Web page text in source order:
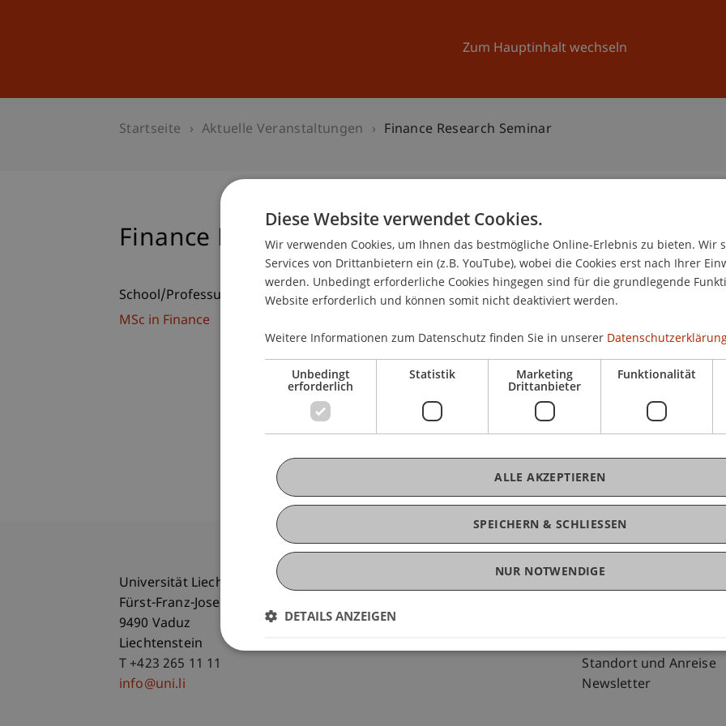
Zum Hauptinhalt wechseln
Universität Aktuelles
Startseite Aktuelle Veranstaltungen Finance Research Seminar
Finance Research Seminar
School/Professur:
MSc in Finance
Universität Liechtenstein
Fürst-Franz-Josef-Strasse
9490 Vaduz
Liechtenstein
T +423 265 11 11
info@uni.li
Fußzeile Rechtliche Hinweise
Disclaimer
Fußzeile
Standort und Anreise
Newsletter
Diese Website verwendet Cookies.
Wir verwenden Cookies, um Ihnen das bestmögliche Online-Erlebnis zu bieten. Wir
Services von Drittanbietern ein (z.B. YouTube), wobei die Cookies erst nach Ihrer
werden. Unbedingt erforderliche Cookies hingegen sind für die grundlegende
Website erforderlich und können somit nicht deaktiviert werden.
Weitere Informationen zum Datenschutz finden Sie in unserer
Unbedingt
erforderlich
Statistik Marketing
Drittanbieter
Funktionalität
SPEICHERN & SCHLIESSEN
ALLE AKZEPTIEREN
NUR NOTWENDIGE
DETAILS ANZEIGEN